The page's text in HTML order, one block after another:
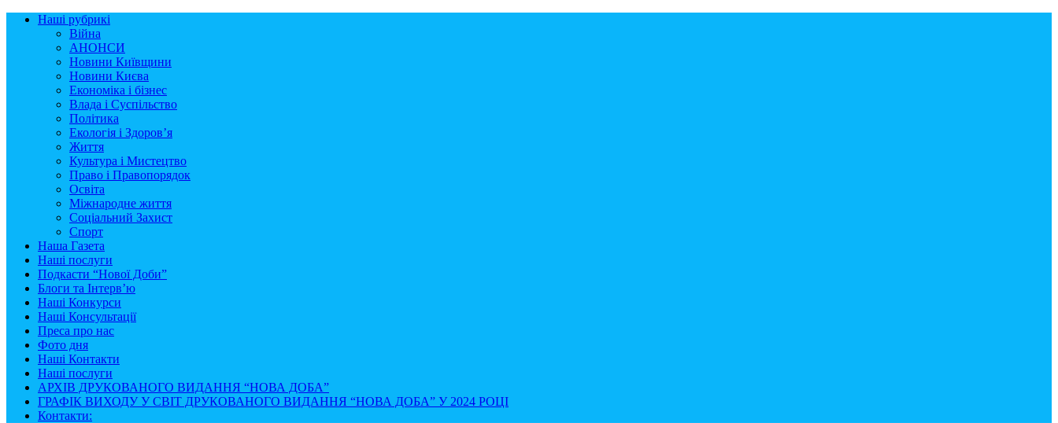
Наші рубрикі
Війна
АНОНСИ
Новини Київщини
Новини Києва
Економіка і бізнес
Влада і Суспільство
Політика
Екологія і Здоров’я
Життя
Культура і Мистецтво
Право і Правопорядок
Освіта
Міжнародне життя
Соціальний Захист
Спорт
Наша Газета
Наші послуги
Подкасти “Нової Доби”
Блоги та Інтерв’ю
Наші Конкурси
Наші Консультації
Преса про нас
Фото дня
Наші Контакти
Наші послуги
АРХІВ ДРУКОВАНОГО ВИДАННЯ “НОВА ДОБА”
ГРАФІК ВИХОДУ У СВІТ ДРУКОВАНОГО ВИДАННЯ “НОВА ДОБА” У 2024 РОЦІ
Контакти: